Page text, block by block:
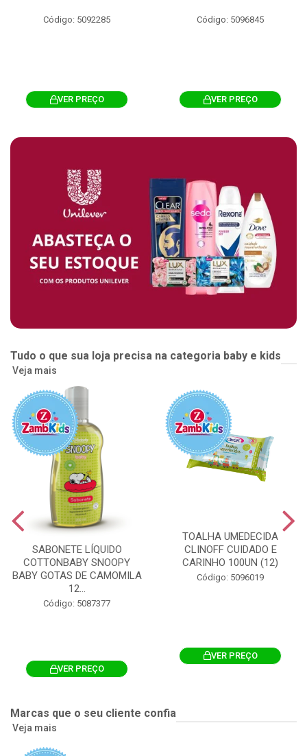
Código: 5092285
VER PREÇO
Código: 5096845
VER PREÇO
Tudo o que sua loja precisa na categoria baby e kids
Veja mais
SABONETE LÍQUIDO
COTTONBABY SNOOPY
BABY GOTAS DE CAMOMILA
12...
Código: 5087377
VER PREÇO
TOALHA UMEDECIDA
CLINOFF CUIDADO E
CARINHO 100UN (12)
Código: 5096019
VER PREÇO
Marcas que o seu cliente confia
Veja mais